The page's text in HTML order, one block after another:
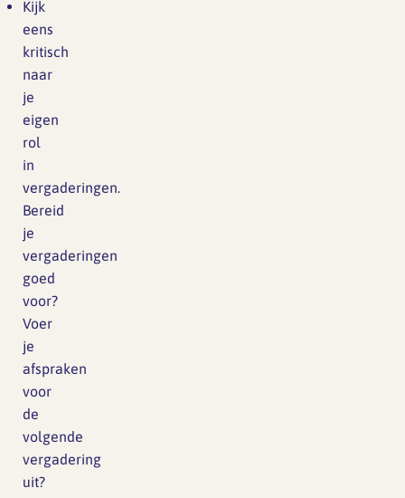
Kijk
eens
kritisch
naar
je
eigen
rol
in
vergaderingen.
Bereid
je
vergaderingen
goed
voor?
Voer
je
afspraken
voor
de
volgende
vergadering
uit?